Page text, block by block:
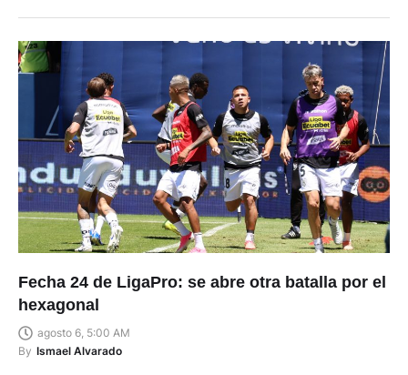
Fecha 24 de LigaPro: se abre otra batalla por el
hexagonal
agosto 6, 5:00 AM
By Ismael Alvarado